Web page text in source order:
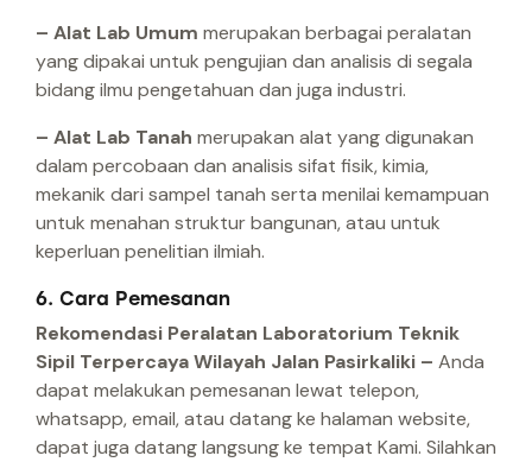
– Alat Lab Umum merupakan berbagai peralatan
yang dipakai untuk pengujian dan analisis di segala
bidang ilmu pengetahuan dan juga industri.
– Alat Lab Tanah merupakan alat yang digunakan
dalam percobaan dan analisis sifat fisik, kimia,
mekanik dari sampel tanah serta menilai kemampuan
untuk menahan struktur bangunan, atau untuk
keperluan penelitian ilmiah.
6. Cara Pemesanan
Rekomendasi Peralatan Laboratorium Teknik
Sipil Terpercaya Wilayah Jalan Pasirkaliki – Anda
dapat melakukan pemesanan lewat telepon,
whatsapp, email, atau datang ke halaman website,
dapat juga datang langsung ke tempat Kami. Silahkan